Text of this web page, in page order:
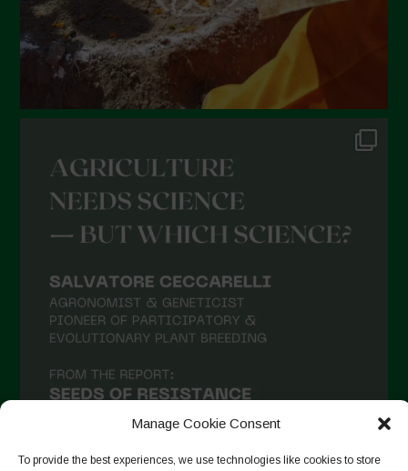
Manage Cookie Consent
To provide the best experiences, we use technologies like cookies to store